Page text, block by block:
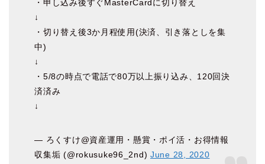
・申し込み後すぐMasterCardに切り替え
↓
・切り替え後3か月程使用(決済、引き落としを集
中)
↓
・5/8の時点で電話で80万以上振り込み、120回決
済済み
↓
— ろくすけ@資産運用・懸賞・ポイ活・お得情報
収集垢 (@rokusuke96_2nd)June 28, 2020